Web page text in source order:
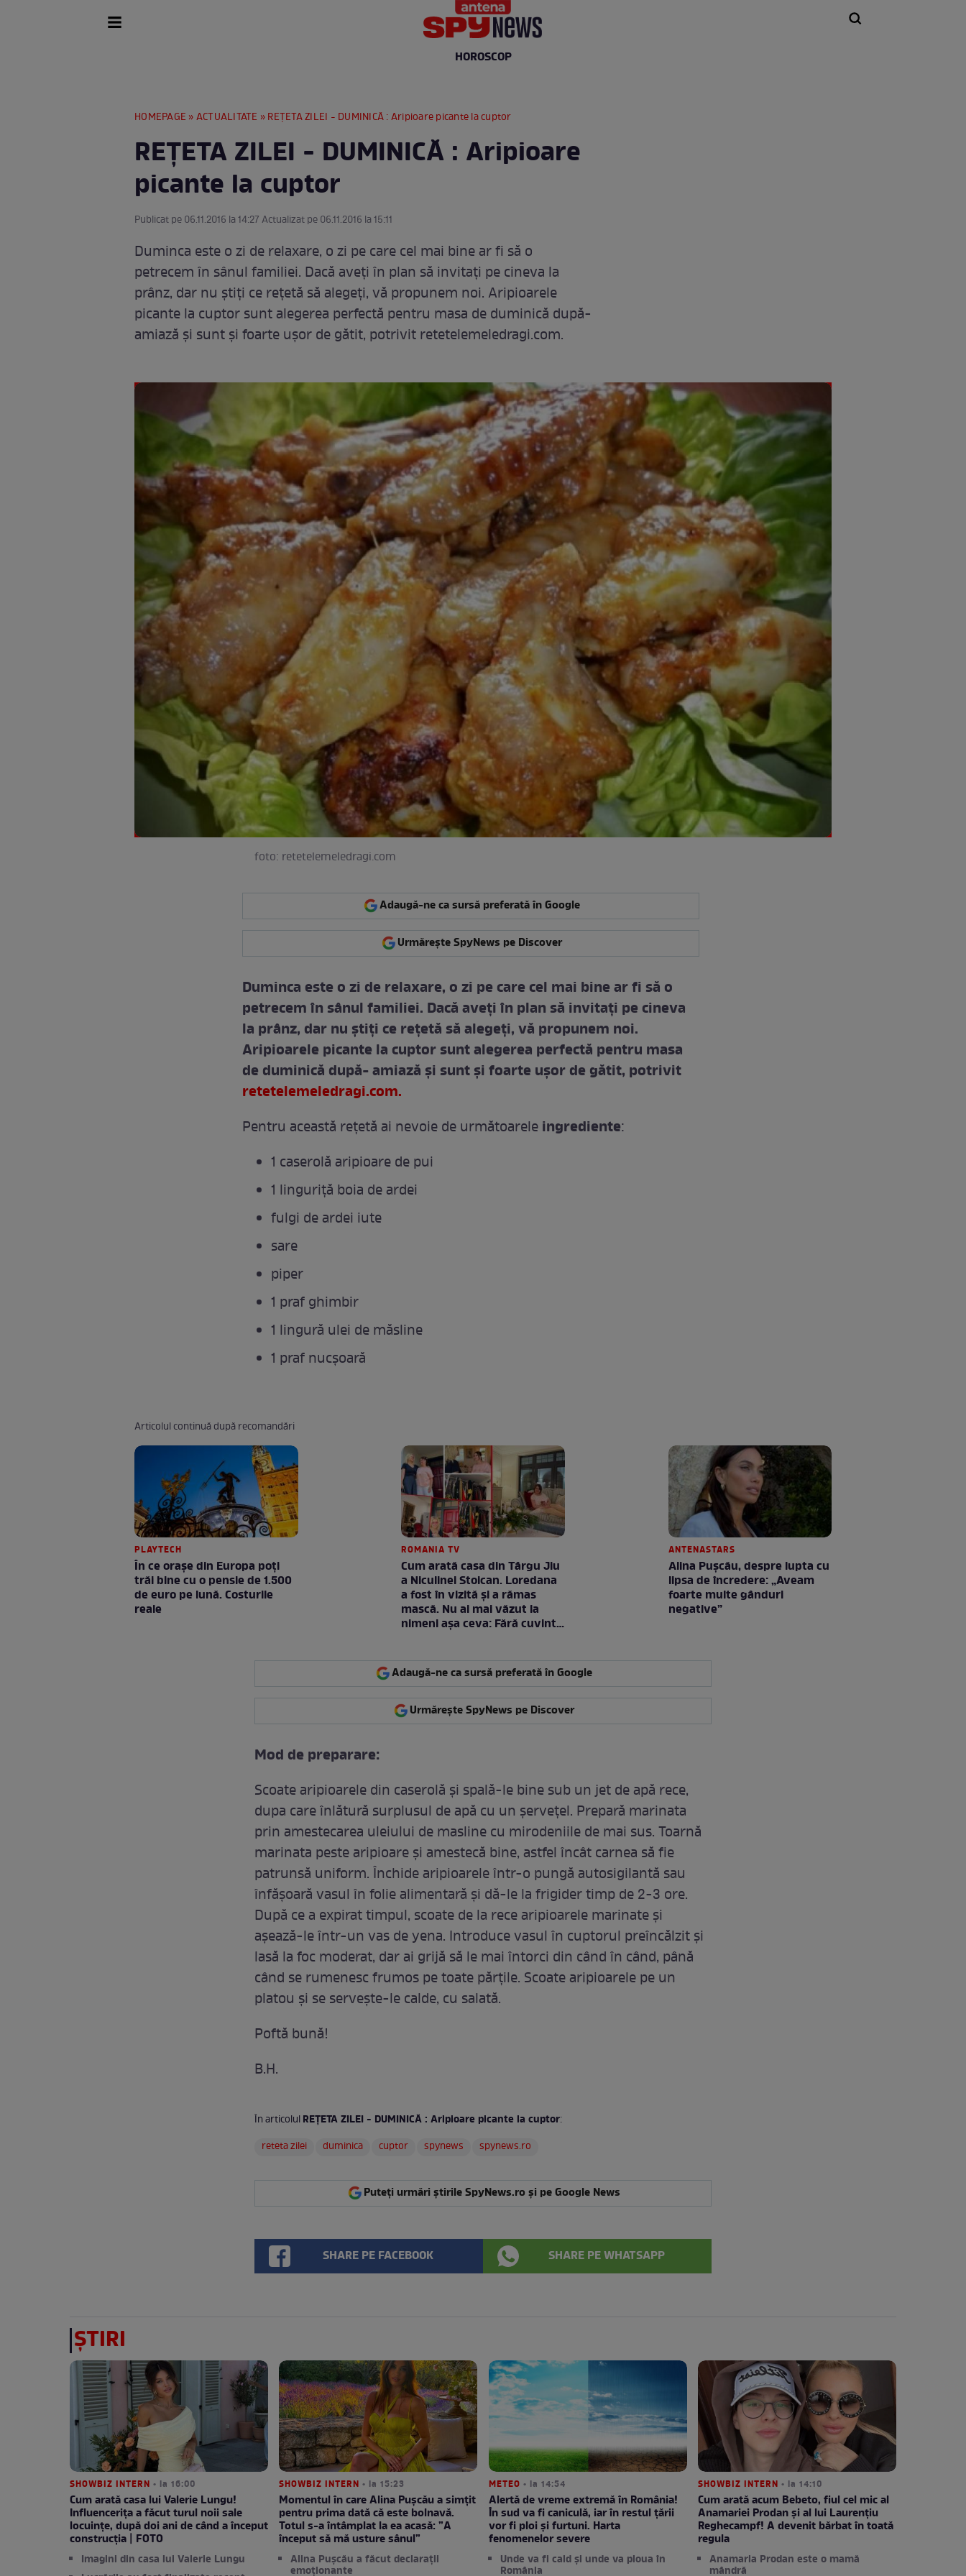
HOROSCOP
HOMEPAGE »ACTUALITATE » REŢETA ZILEI - DUMINICĂ : Aripioare picante la cuptor
REŢETA ZILEI - DUMINICĂ : Aripioare
picante la cuptor
Publicat pe 06.11.2016 la 14:27 Actualizat pe 06.11.2016 la 15:11
Duminca este o zi de relaxare, o zi pe care cel mai bine ar fi să o
petrecem în sânul familiei. Dacă aveţi în plan să invitaţi pe cineva la
prânz, dar nu ştiţi ce reţetă să alegeţi, vă propunem noi. Aripioarele
picante la cuptor sunt alegerea perfectă pentru masa de duminică după-
amiază şi sunt şi foarte uşor de gătit, potrivit retetelemeledragi.com.
foto: retetelemeledragi.com
Adaugă-ne ca sursă preferată în Google
Urmărește SpyNews pe Discover
Duminca este o zi de relaxare, o zi pe care cel mai bine ar fi să o
petrecem în sânul familiei. Dacă aveţi în plan să invitaţi pe cineva
la prânz, dar nu ştiţi ce reţetă să alegeţi, vă propunem noi.
Aripioarele picante la cuptor sunt alegerea perfectă pentru masa
de duminică după- amiază şi sunt şi foarte uşor de gătit, potrivit
retetelemeledragi.com.
Pentru această reţetă ai nevoie de următoareleingrediente:
1 caserolă aripioare de pui
1 linguriţă boia de ardei
fulgi de ardei iute
sare
piper
1 praf ghimbir
1 lingură ulei de măsline
1 praf nucşoară
Articolul continuă după recomandări
PLAYTECH
În ce orașe din Europa poți
trăi bine cu o pensie de 1.500
de euro pe lună. Costurile
reale
ROMANIA TV
Cum arată casa din Târgu Jiu
a Niculinei Stoican. Loredana
a fost în vizită și a rămas
mască. Nu ai mai văzut la
nimeni așa ceva: Fără cuvinte
ANTENASTARS
Alina Pușcău, despre lupta cu
lipsa de încredere: „Aveam
foarte multe gânduri
negative”
Adaugă-ne ca sursă preferată în Google
Urmărește SpyNews pe Discover
Mod de preparare:
Scoate aripioarele din caserolă şi spală-le bine sub un jet de apă rece,
dupa care înlătură surplusul de apă cu un şerveţel. Prepară marinata
prin amestecarea uleiului de masline cu mirodeniile de mai sus. Toarnă
marinata peste aripioare şi amestecă bine, astfel încât carnea să fie
patrunsă uniform. Închide aripioarele într-o pungă autosigilantă sau
înfăşoară vasul în folie alimentară şi dă-le la frigider timp de 2-3 ore.
După ce a expirat timpul, scoate de la rece aripioarele marinate şi
aşează-le într-un vas de yena. Introduce vasul în cuptorul preîncălzit şi
lasă la foc moderat, dar ai grijă să le mai întorci din când în când, până
când se rumenesc frumos pe toate părţile. Scoate aripioarele pe un
platou şi se serveşte-le calde, cu salată.
Poftă bună!
B.H.
În articolulREŢETA ZILEI - DUMINICĂ : Aripioare picante la cuptor:
reteta zilei
duminica cuptor spynews spynews.ro
Puteți urmări știrile SpyNews.ro și pe Google News
SHARE PE FACEBOOK SHARE PE WHATSAPP
ȘTIRI
SHOWBIZ INTERN • la 16:00
Cum arată casa lui Valerie Lungu!
Influencerița a făcut turul noii sale
locuințe, după doi ani de când a început
construcția | FOTO
Imagini din casa lui Valerie Lungu
SHOWBIZ INTERN • la 15:23
Momentul în care Alina Pușcău a simțit
pentru prima dată că este bolnavă.
Totul s-a întâmplat la ea acasă: ”A
început să mă usture sânul”
Alina Pușcău a făcut declarații
emoționante
METEO • la 14:54
Alertă de vreme extremă în România!
În sud va fi caniculă, iar în restul țării
vor fi ploi și furtuni. Harta
fenomenelor severe
Unde va fi cald și unde va ploua în
România
SHOWBIZ INTERN • la 14:10
Cum arată acum Bebeto, fiul cel mic al
Anamariei Prodan și al lui Laurențiu
Reghecampf! A devenit bărbat în toată
regula
Anamaria Prodan este o mamă
mândră